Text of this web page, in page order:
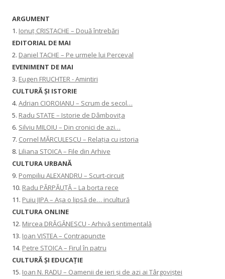
ARGUMENT
1. Ionuț CRISTACHE – Două întrebări
EDITORIAL DE MAI
2. Daniel TACHE – Pe urmele lui Perceval
EVENIMENT DE MAI
3. Eugen FRUCHTER - Amintiri
CULTURĂ ŞI ISTORIE
4. Adrian CIOROIANU – Scrum de secol…
5. Radu STATE – Istorie de Dâmbovița
6. Silviu MILOIU – Din cronici de azi…
7. Cornel MĂRCULESCU – Relația cu istoria
8. Liliana STOICA – File din Arhive
CULTURA URBANĂ
9. Pompiliu ALEXANDRU – Scurt-circuit
10. Radu PĂRPĂUȚĂ – La borta rece
11. Puiu JIPA – Așa o lipsă de… incultură
CULTURA ONLINE
12. Mircea DRĂGĂNESCU - Arhivă sentimentală
13. Ioan VIȘTEA – Contrapuncte
14. Petre STOICA – Firul în patru
CULTURĂ ŞI EDUCAŢIE
15. Ioan N. RADU – Oamenii de ieri și de azi ai Târgoviștei